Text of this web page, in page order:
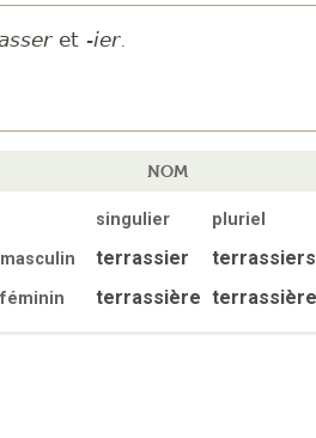
et -ier.
NOM
singulier
pluriel
masculin
terrassier terrassiers
féminin terrassière